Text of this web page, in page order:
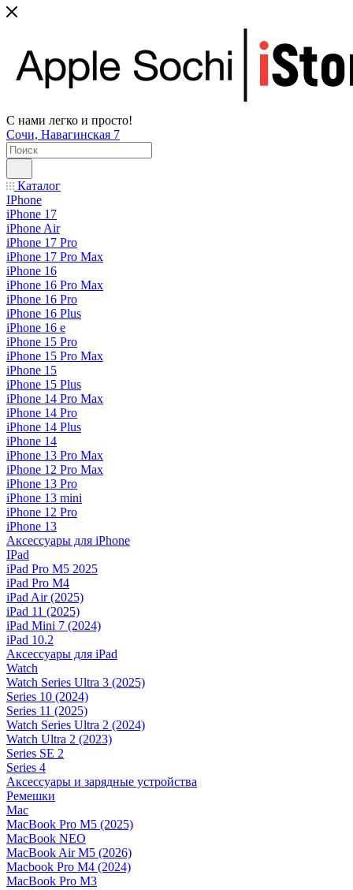
С нами легко и просто!
Сочи, Навагинская 7
Каталог
IPhone
iPhone 17
iPhone Air
iPhone 17 Pro
iPhone 17 Pro Max
iPhone 16
iPhone 16 Pro Max
iPhone 16 Pro
iPhone 16 Plus
iPhone 16 e
iPhone 15 Pro
iPhone 15 Pro Max
iPhone 15
iPhone 15 Plus
iPhone 14 Pro Max
iPhone 14 Pro
iPhone 14 Plus
iPhone 14
iPhone 13 Pro Max
iPhone 12 Pro Max
iPhone 13 Pro
iPhone 13 mini
iPhone 12 Pro
iPhone 13
Аксессуары для iPhone
IPad
iPad Pro M5 2025
iPad Pro M4
iPad Air (2025)
iPad 11 (2025)
iPad Mini 7 (2024)
iPad 10.2
Аксессуары для iPad
Watch
Watch Series Ultra 3 (2025)
Series 10 (2024)
Series 11 (2025)
Watch Series Ultra 2 (2024)
Watch Ultra 2 (2023)
Series SE 2
Series 4
Аксессуары и зарядные устройства
Ремешки
Mac
MacBook Pro M5 (2025)
MacBook NEO
MacBook Air M5 (2026)
Macbook Pro M4 (2024)
MacBook Pro M3